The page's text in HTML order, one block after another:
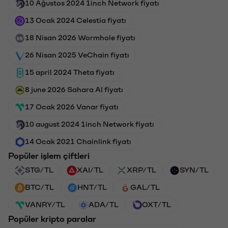
10 Ağustos 2024 1inch Network fiyatı
13 Ocak 2024 Celestia fiyatı
18 Nisan 2026 Wormhole fiyatı
26 Nisan 2025 VeChain fiyatı
15 april 2024 Theta fiyatı
8 june 2026 Sahara AI fiyatı
17 Ocak 2026 Vanar fiyatı
10 august 2024 1inch Network fiyatı
14 Ocak 2021 Chainlink fiyatı
Popüler işlem çiftleri
STG/TL XAI/TL XRP/TL SYN/TL
BTC/TL HNT/TL GAL/TL
VANRY/TL ADA/TL OXT/TL
Popüler kripto paralar